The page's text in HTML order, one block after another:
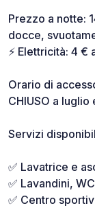
Prezzo a notte:
docce,
⚡ Elettricità: 4 €
Orario di
CHIUSO a luglio
Servizi
✅ Lavatrice e
✅ Lavandini,
✅ Centro